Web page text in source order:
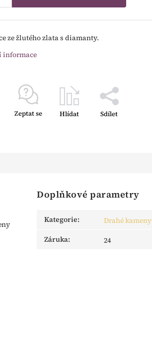
ze žlutého zlata s diamanty.
informace
Zeptat se Hlídat Sdílet
Doplňkové parametry
Kategorie:
Drahé kameny
Záruka: 24